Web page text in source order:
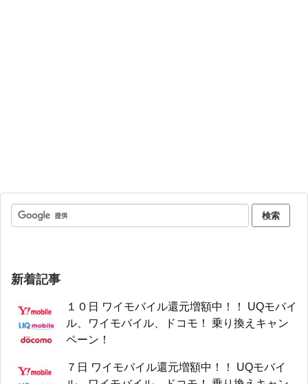
新着記事
１０日 ワイモバイル還元増額中！！ UQモバイ
ル、ワイモバイル、ドコモ！ 乗り換えキャン
ペーン！
７日 ワイモバイル還元増額中！！ UQモバイ